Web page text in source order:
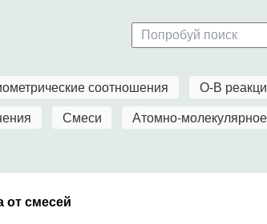
соотношения О-В
Смеси Атомно-
от смесей